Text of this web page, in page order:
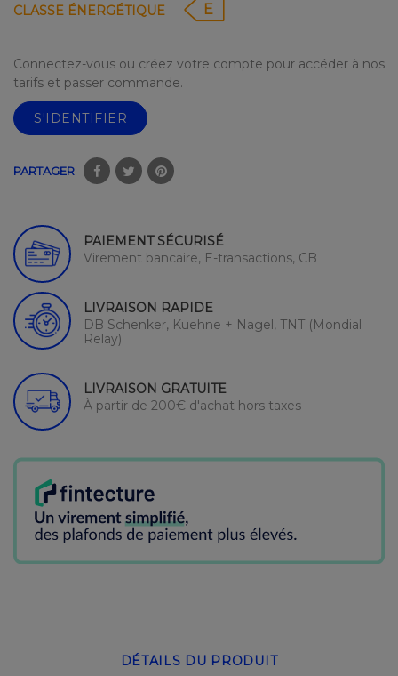
CLASSE ÉNERGÉTIQUE E
Connectez-vous ou créez votre compte pour accéder à nos
tarifs et passer commande.
S'IDENTIFIER
PARTAGER
PAIEMENT SÉCURISÉ
Virement bancaire, E-transactions, CB
LIVRAISON RAPIDE
DB Schenker, Kuehne + Nagel, TNT (Mondial
Relay)
LIVRAISON GRATUITE
À partir de 200€ d'achat hors taxes
DÉTAILS DU PRODUIT